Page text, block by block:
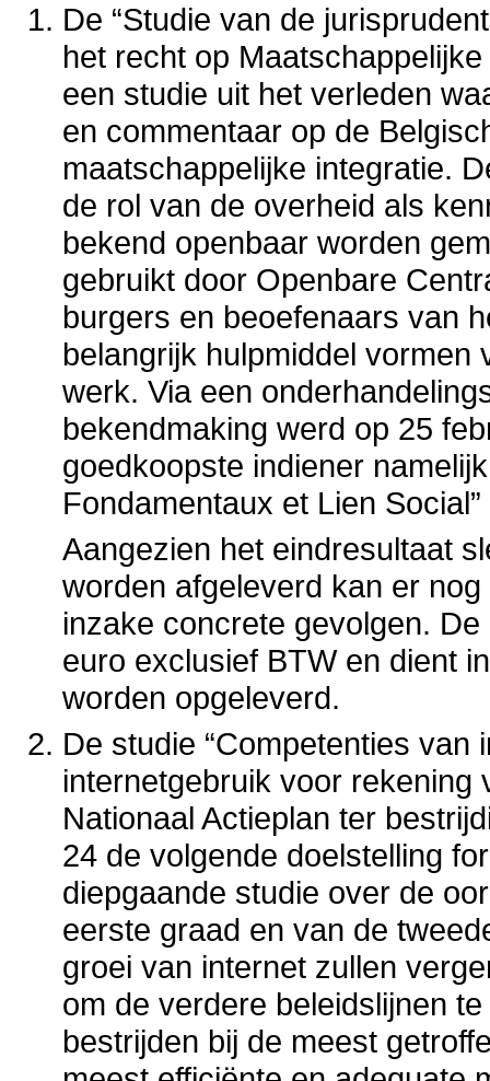
De “Studie van de
het recht op
een studie uit het verleden
en commentaar op de
maatschappelijke integratie.
de rol van de overheid als
bekend openbaar worden
gebruikt door Openbare
burgers en beoefenaars van
belangrijk hulpmiddel
werk. Via een
bekendmaking werd op 25
goedkoopste indiener
Fondamentaux et Lien
Aangezien het eindresultaat
worden afgeleverd kan er
inzake concrete gevolgen.
euro exclusief BTW en dient
worden opgeleverd.
De studie “Competenties van
internetgebruik voor rekening
Nationaal Actieplan ter
24 de volgende doelstelling
diepgaande studie over de
eerste graad en van de
groei van internet zullen
om de verdere beleidslijnen
bestrijden bij de meest